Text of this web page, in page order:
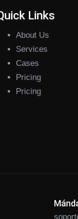
Links
About Us
Services
Cases
Pricing
Pricing